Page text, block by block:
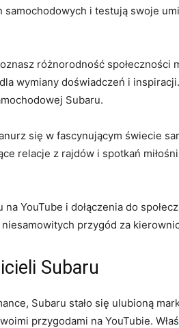
​i⁣ testują swoje
różnorodność
wymiany doświadczeń i
Subaru.
się w ‌fascynującym świecie
relacje z rajdów i spotkań
YouTube i ​dołączenia do
przygód za​
Subaru
Subaru stało​ się ulubioną
przygodami na YouTubie.